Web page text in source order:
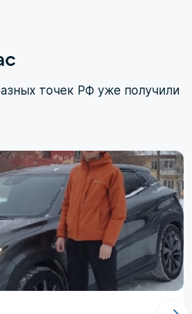
точек РФ уже получили